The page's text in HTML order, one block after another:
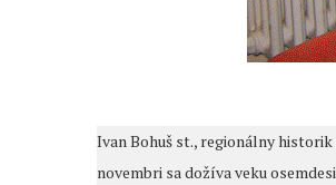
Ivan Bohuš st., regionálny
novembri sa dožíva veku